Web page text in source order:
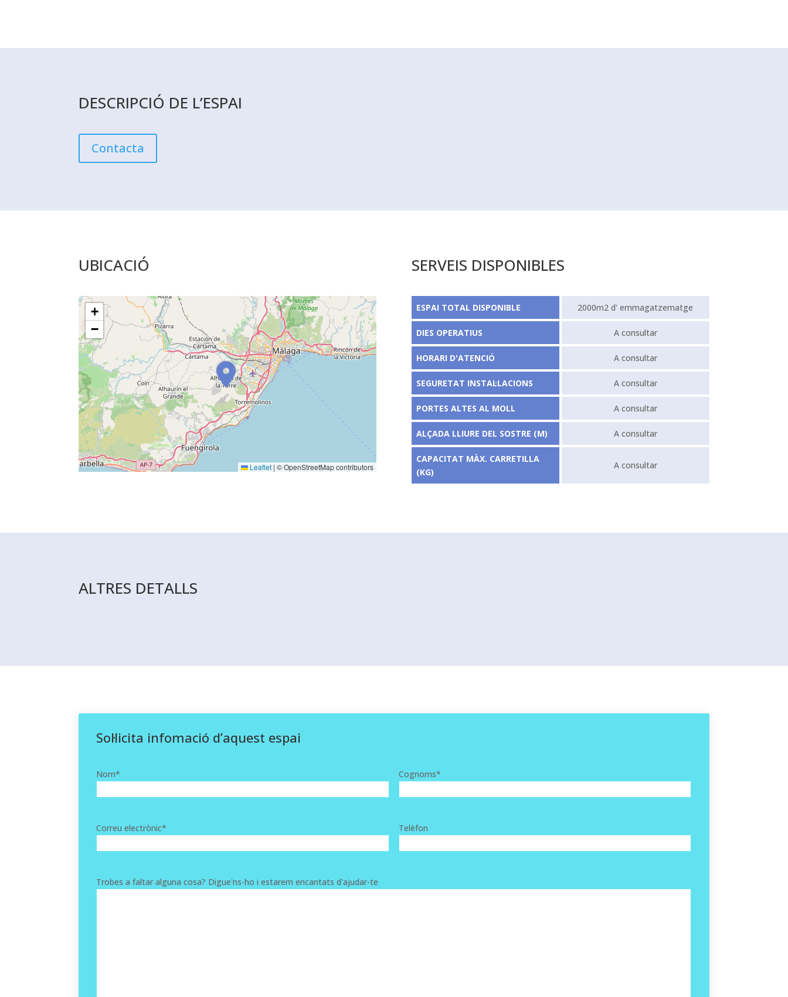
DESCRIPCIÓ DE L’ESPAI
Contacta
UBICACIÓ
+
−
Leaflet | © OpenStreetMap contributors
SERVEIS DISPONIBLES
ESPAI TOTAL DISPONIBLE 2000m2 d' emmagatzematge
DIES OPERATIUS A consultar
HORARI D'ATENCIÓ A consultar
SEGURETAT INSTAL·LACIONS A consultar
PORTES ALTES AL MOLL A consultar
ALÇADA LLIURE DEL SOSTRE (M) A consultar
CAPACITAT MÀX. CARRETILLA
(KG)
A consultar
ALTRES DETALLS
Sol·licita infomació d’aquest espai
Nom* Cognoms*
Correu electrònic* Telèfon
Trobes a faltar alguna cosa? Digue'ns-ho i estarem encantats d'ajudar-te